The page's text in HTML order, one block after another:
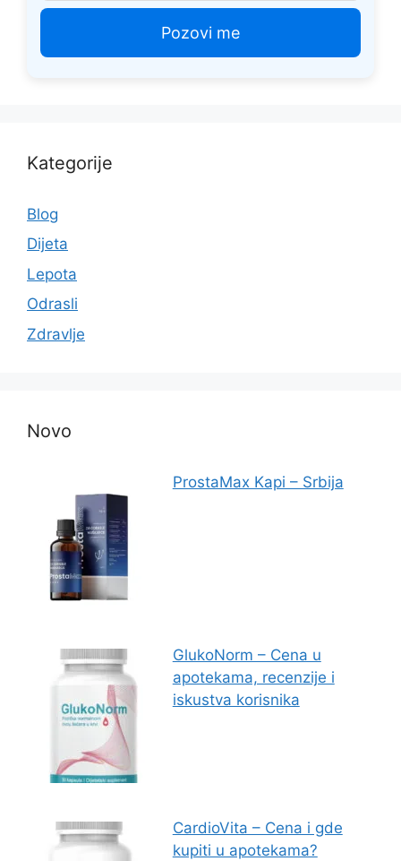
Kategorije
Blog
Dijeta
Lepota
Odrasli
Zdravlje
Novo
ProstaMax Kapi – Srbija
GlukoNorm – Cena u
apotekama, recenzije i
iskustva korisnika
CardioVita – Cena i gde
kupiti u apotekama?